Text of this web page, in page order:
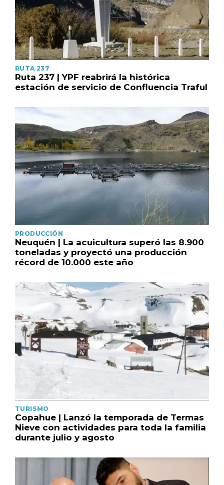
RUTA 237
Ruta 237 | YPF reabrirá la histórica
estación de servicio de Confluencia Traful
PRODUCCIÓN
Neuquén | La acuicultura superó las 8.900
toneladas y proyectó una producción
récord de 10.000 este año
TURISMO
Copahue | Lanzó la temporada de Termas
Nieve con actividades para toda la familia
durante julio y agosto